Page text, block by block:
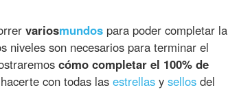
variosmundos para poder completar la
niveles son necesarios para terminar el
cómo completar el 100% de
con todas las estrellas y sellos del